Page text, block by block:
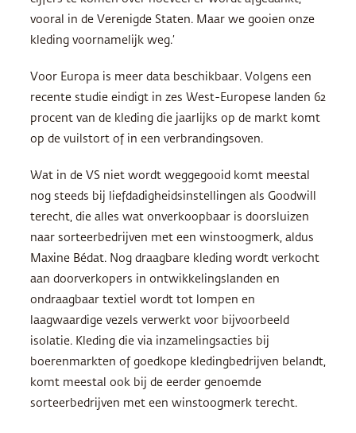
vooral in de Verenigde Staten. Maar we gooien onze
kleding voornamelijk weg.’
Voor Europa is meer data beschikbaar. Volgens een
recente studie eindigt in zes West-Europese landen 62
procent van de kleding die jaarlijks op de markt komt
op de vuilstort of in een verbrandingsoven.
Wat in de VS niet wordt weggegooid komt meestal
nog steeds bij liefdadigheidsinstellingen als Goodwill
terecht, die alles wat onverkoopbaar is doorsluizen
naar sorteerbedrijven met een winstoogmerk, aldus
Maxine Bédat. Nog draagbare kleding wordt verkocht
aan doorverkopers in ontwikkelingslanden en
ondraagbaar textiel wordt tot lompen en
laagwaardige vezels verwerkt voor bijvoorbeeld
isolatie. Kleding die via inzamelingsacties bij
boerenmarkten of goedkope kledingbedrijven belandt,
komt meestal ook bij de eerder genoemde
sorteerbedrijven met een winstoogmerk terecht.